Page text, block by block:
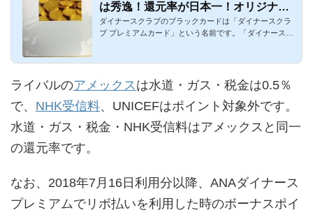
は秀逸！還元率が日本一！オリジナル
の交換商品も
ダイナースクラブのブラックカードは「ダイナースクラ
ブ プレミアムカード」という名前です。「ダイナースプ
ライバルのアメックスは水道・ガス・税金は0.5％
で、 NHK受信料、UNICEFはポイント対象外です。
水道・ガス・税金・NHK受信料はアメックスと同一
の還元率です。
なお、2018年7月16日利用分以降、ANAダイナース
プレミアムでリボ払いを利用した時のボーナスポイ